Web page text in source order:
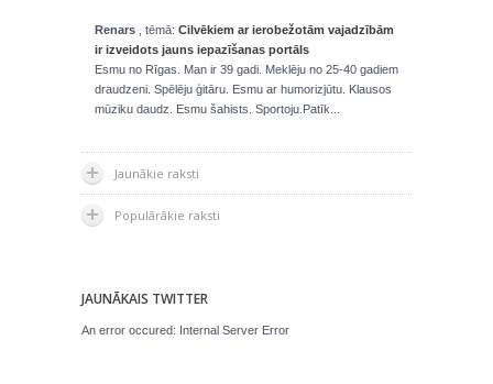
Renars , tēmā: Cilvēkiem ar ierobežotām vajadzībām
ir izveidots jauns iepazīšanas portāls
Esmu no Rīgas. Man ir 39 gadi. Meklēju no 25-40 gadiem
draudzeni. Spēlēju ģitāru. Esmu ar humorizjūtu. Klausos
mūziku daudz. Esmu šahists. Sportoju.Patīk...
Jaunākie raksti
Populārākie raksti
JAUNĀKAIS TWITTER
An error occured: Internal Server Error